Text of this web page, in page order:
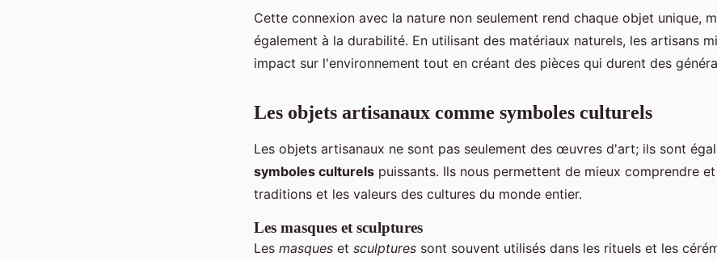
Cette connexion avec la nature non seulement rend chaque objet unique,
également à la durabilité. En utilisant des matériaux naturels, les artisans
impact sur l'environnement tout en créant des pièces qui durent des
Les objets artisanaux comme symboles culturels
Les objets artisanaux ne sont pas seulement des œuvres d'art; ils sont
symboles culturels puissants. Ils nous permettent de mieux comprendre
traditions et les valeurs des cultures du monde entier.
Les masques et sculptures
Les masques et sculptures sont souvent utilisés dans les rituels et les